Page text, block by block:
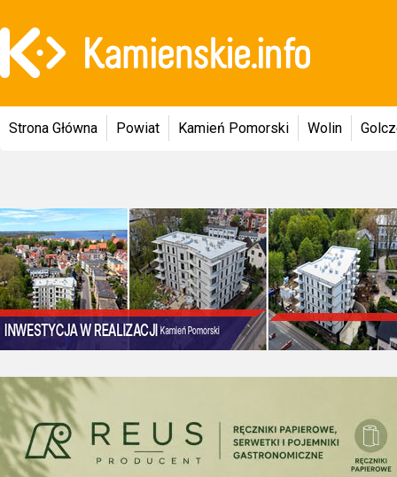
Strona Główna Powiat Kamień Pomorski Wolin